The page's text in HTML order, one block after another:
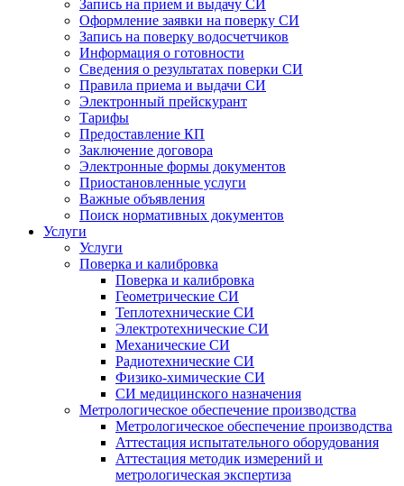
Запись на прием и выдачу СИ
Оформление заявки на поверку СИ
Запись на поверку водосчетчиков
Информация о готовности
Сведения о результатах поверки СИ
Правила приема и выдачи СИ
Электронный прейскурант
Тарифы
Предоставление КП
Заключение договора
Электронные формы документов
Приостановленные услуги
Важные объявления
Поиск нормативных документов
Услуги
Услуги
Поверка и калибровка
Поверка и калибровка
Геометрические СИ
Теплотехнические СИ
Электротехнические СИ
Механические СИ
Радиотехнические СИ
Физико-химические СИ
СИ медицинского назначения
Метрологическое обеспечение производства
Метрологическое обеспечение производства
Аттестация испытательного оборудования
Аттестация методик измерений и
метрологическая экспертиза